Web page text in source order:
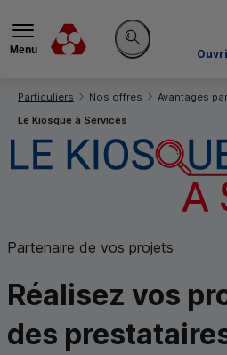
Menu
Rechercher sur le
Vous êtes ici:
Particuliers Nos offres
Avantages
Le Kiosque à Services
Partenaire de vos projets
Réalisez vos
des